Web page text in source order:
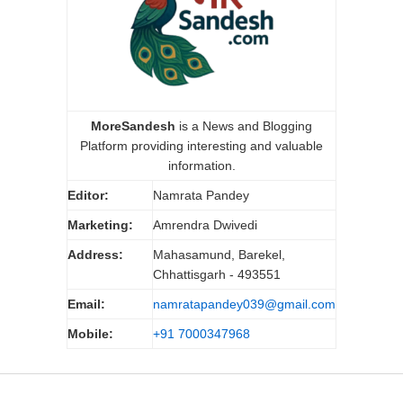
MoreSandesh is a News and Blogging
Platform providing interesting and valuable
information.
Editor: Namrata Pandey
Marketing: Amrendra Dwivedi
Address:
Mahasamund, Barekel,
Chhattisgarh - 493551
Email: namratapandey039@gmail.com
Mobile: +91 7000347968